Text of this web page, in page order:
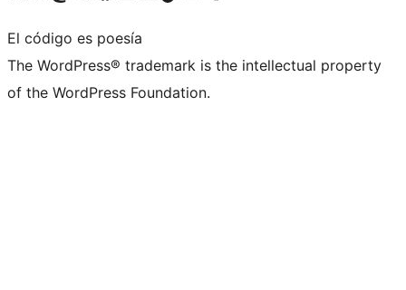
El código es poesía
The WordPress® trademark is the intellectual property
of the WordPress Foundation.